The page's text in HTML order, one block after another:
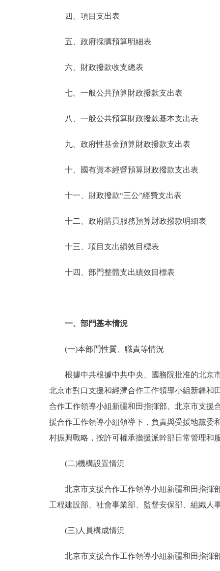
北京概況
綠色北京
ENGLISH
四、項目支出表
五、政府採購預算明細表
六、財政撥款收支總表
七、一般公共預算財政撥款支出表
八、一般公共預算財政撥款基本支出表
九、政府性基金預算財政撥款支出表
十、國有資本經營預算財政撥款支出表
十一、財政撥款“三公”經費支出表
十二、政府購買服務預算財政撥款明細表
十三、項目支出績效目標表
十四、部門整體支出績效目標表
一、部門基本情況
(一)本部門性質、職責等情況
根據中共根據中共中央、國務院批准的北京市
北京市對口支援和經濟合作工作領導小組新疆和
合作工作領導小組新疆和田指揮部。北京市支援
援合作工作領導小組領導下，負責與受援地黨委
村振興戰略，按許可權承擔援派幹部日常管理和
(二)機構設置情況
北京市支援合作工作領導小組新疆和田指揮部
工程建設部、社會事業部、監督安保部、組織人
(三)人員構成情況
北京市支援合作工作領導小組新疆和田指揮部